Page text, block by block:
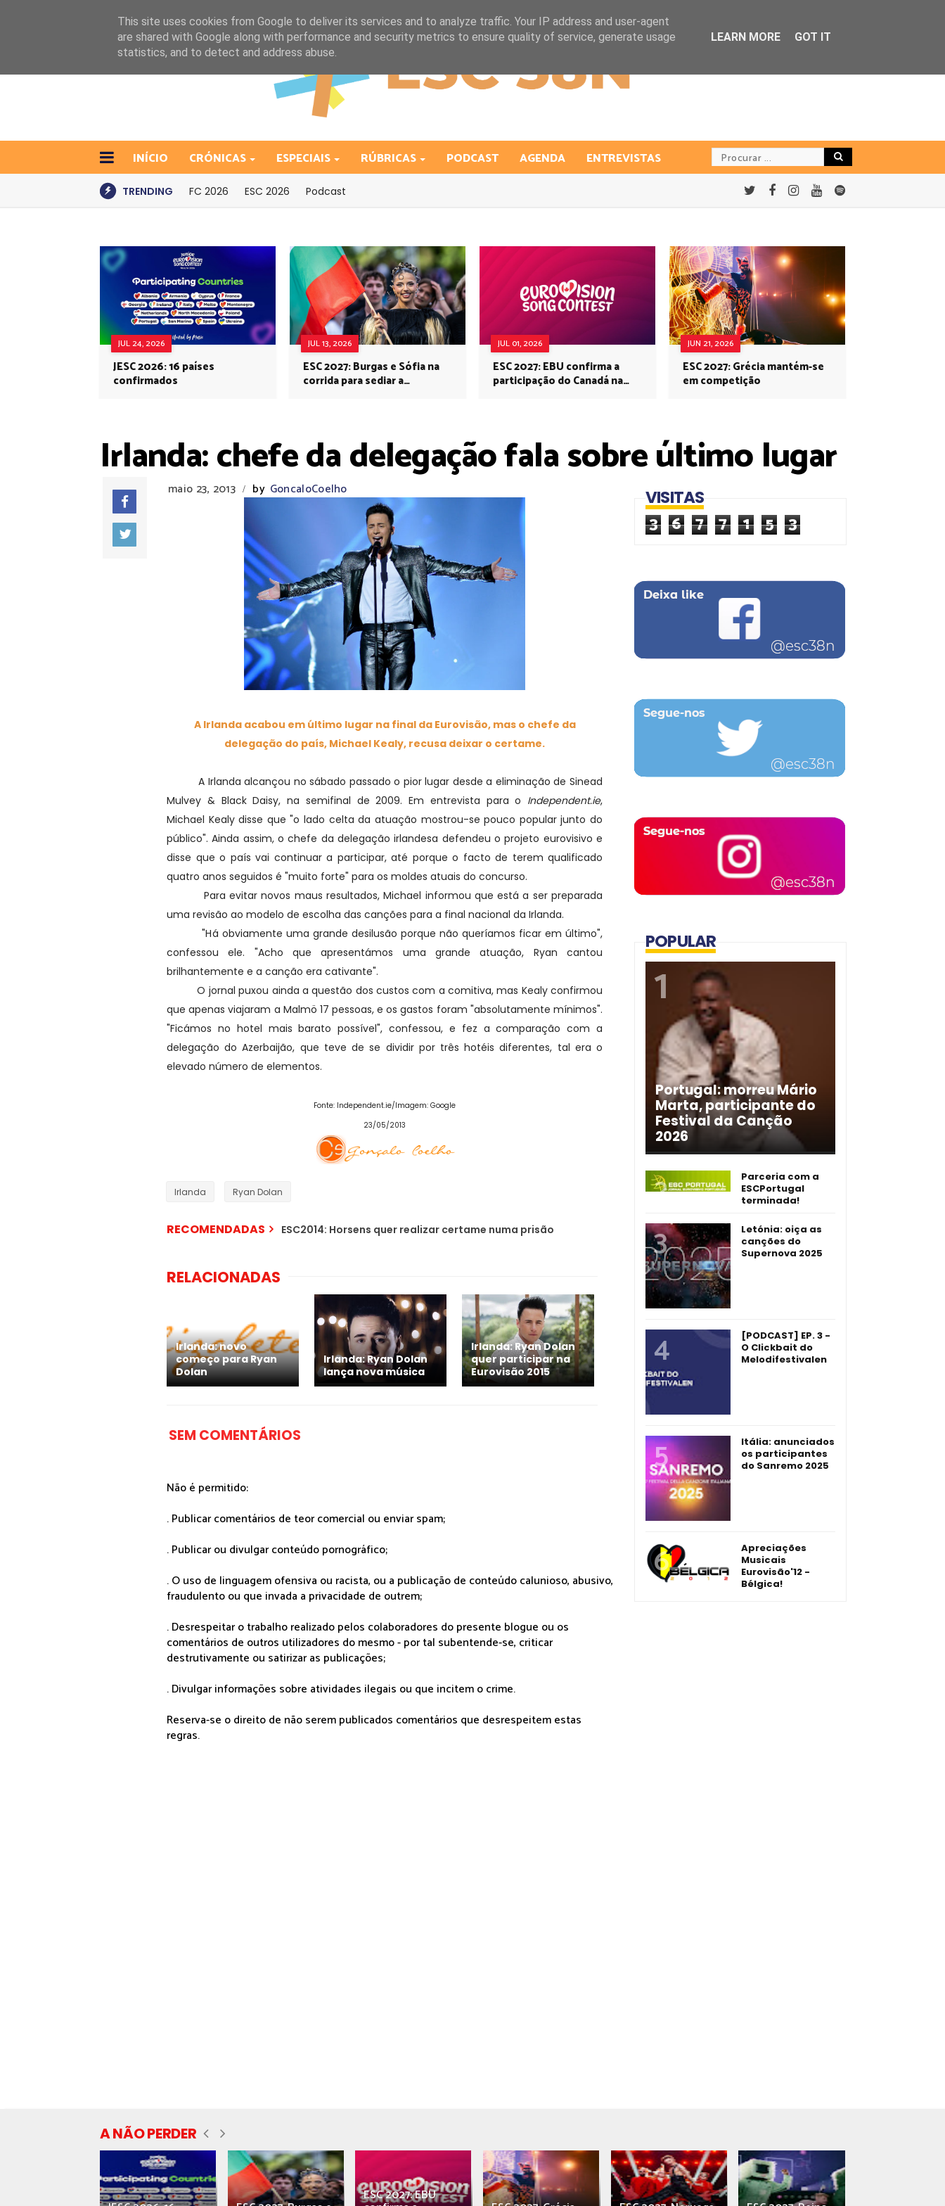
INÍCIO CRÓNICAS ESPECIAIS RÚBRICAS PODCAST AGENDA ENTREVISTAS
TRENDING FC 2026 ESC 2026 Podcast
JUL 24, 2026
JESC 2026: 16 países
confirmados
JUL 13, 2026
ESC 2027: Burgas e Sófia na
corrida para sediar a
JUL 01, 2026
ESC 2027: EBU confirma a
participação do Canadá na
JUN 21, 2026
ESC 2027: Grécia mantém-se
em competição
Irlanda: chefe da delegação fala sobre último lugar
maio 23, 2013 / by GoncaloCoelho
A Irlanda acabou em último lugar na final da Eurovisão, mas o chefe da
delegação do país, Michael Kealy, recusa deixar o certame.
A Irlanda alcançou no sábado passado o pior lugar desde a eliminação de Sinead
Mulvey & Black Daisy, na semifinal de 2009. Em entrevista para o Independent.ie,
Michael Kealy disse que "o lado celta da atuação mostrou-se pouco popular junto do
público". Ainda assim, o chefe da delegação irlandesa defendeu o projeto eurovisivo e
disse que o país vai continuar a participar, até porque o facto de terem qualificado
quatro anos seguidos é "muito forte" para os moldes atuais do concurso.
Para evitar novos maus resultados, Michael informou que está a ser preparada
uma revisão ao modelo de escolha das canções para a final nacional da Irlanda.
"Há obviamente uma grande desilusão porque não queríamos ficar em último",
confessou ele. "Acho que apresentámos uma grande atuação, Ryan cantou
brilhantemente e a canção era cativante".
O jornal puxou ainda a questão dos custos com a comitiva, mas Kealy confirmou
que apenas viajaram a Malmö 17 pessoas, e os gastos foram "absolutamente mínimos".
"Ficámos no hotel mais barato possível", confessou, e fez a comparação com a
delegação do Azerbaijão, que teve de se dividir por três hotéis diferentes, tal era o
elevado número de elementos.
Fonte: Independent.ie/Imagem: Google
23/05/2013
Irlanda Ryan Dolan
RECOMENDADAS ESC2014: Horsens quer realizar certame numa prisão
RELACIONADAS
Irlanda: novo
começo para Ryan
Dolan
Irlanda: Ryan Dolan
lança nova música
Irlanda: Ryan Dolan
quer participar na
Eurovisão 2015
SEM COMENTÁRIOS
Não é permitido:
. Publicar comentários de teor comercial ou enviar spam;
. Publicar ou divulgar conteúdo pornográfico;
. O uso de linguagem ofensiva ou racista, ou a publicação de conteúdo calunioso, abusivo,
fraudulento ou que invada a privacidade de outrem;
. Desrespeitar o trabalho realizado pelos colaboradores do presente blogue ou os
comentários de outros utilizadores do mesmo - por tal subentende-se, criticar
destrutivamente ou satirizar as publicações;
. Divulgar informações sobre atividades ilegais ou que incitem o crime.
Reserva-se o direito de não serem publicados comentários que desrespeitem estas
regras.
VISITAS
3 6 7 7 1 5 3
POPULAR
Portugal: morreu Mário
Marta, participante do
Festival da Canção
2026
Parceria com a
ESCPortugal
terminada!
Letónia: oiça as
canções do
Supernova 2025
[PODCAST] EP. 3 -
O Clickbait do
Melodifestivalen
Itália: anunciados
os participantes
do Sanremo 2025
Apreciações
Musicais
Eurovisão'12 -
Bélgica!
A NÃO PERDER
ESC 2027: EBU
This site uses cookies from Google to deliver its services and to analyze traffic. Your IP address and user-agent
are shared with Google along with performance and security metrics to ensure quality of service, generate usage
statistics, and to detect and address abuse.
LEARN MORE GOT IT